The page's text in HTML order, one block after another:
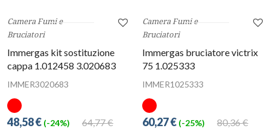
Camera Fumi e
Bruciatori
Immergas kit sostituzione
cappa 1.012458 3.020683
IMMER3020683
64,77 €
48,58 € (-24%)
Camera Fumi e
Bruciatori
Immergas bruciatore victrix
75 1.025333
IMMER1025333
80,36 €
60,27 € (-25%)